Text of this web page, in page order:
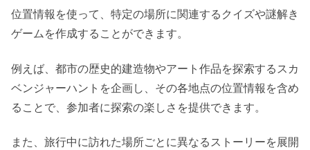
位置情報を使って、特定の場所に関連するクイズや謎解き
ゲームを作成することができます。
例えば、都市の歴史的建造物やアート作品を探索するスカ
ベンジャーハントを企画し、その各地点の位置情報を含め
ることで、参加者に探索の楽しさを提供できます。
また、旅行中に訪れた場所ごとに異なるストーリーを展開